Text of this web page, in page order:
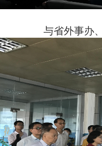
与省外事办